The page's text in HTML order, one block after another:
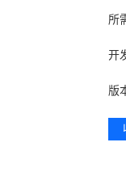
所
开
版